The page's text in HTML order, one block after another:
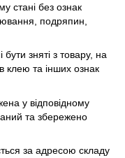
стані без ознак
подряпин,
бути зняті з товару, на
клею та інших ознак
у відповідному
та збережено
за адресою складу